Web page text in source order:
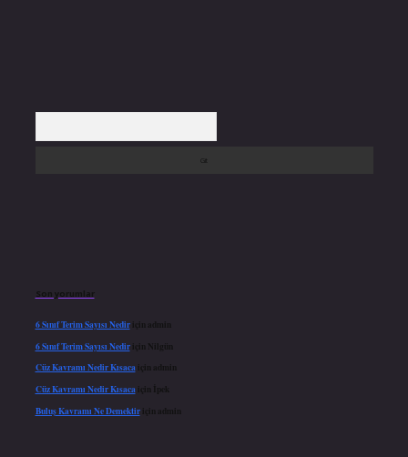
Son yorumlar
6 Sınıf Terim Sayısı Nediriçin admin
6 Sınıf Terim Sayısı Nediriçin Nilgün
Cüz Kavramı Nedir Kısacaiçin admin
Cüz Kavramı Nedir Kısacaiçin
İpek
Buluş Kavramı Ne Demektiriçin admin